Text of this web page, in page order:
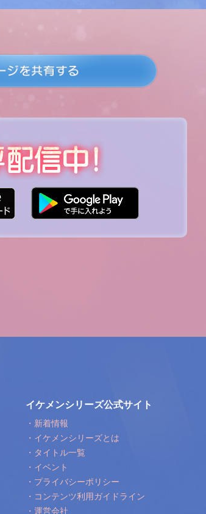
イケメンシリーズ公式サイト
・新着情報
・イケメンシリーズとは
・タイトル一覧
・イベント
・プライバシーポリシー
・コンテンツ利用ガイドライン
・運営会社